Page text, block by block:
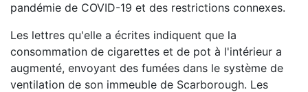
pandémie de COVID-19 et des restrictions connexes.
Les lettres qu'elle a écrites indiquent que la
consommation de cigarettes et de pot à l'intérieur a
augmenté, envoyant des fumées dans le système de
ventilation de son immeuble de Scarborough. Les